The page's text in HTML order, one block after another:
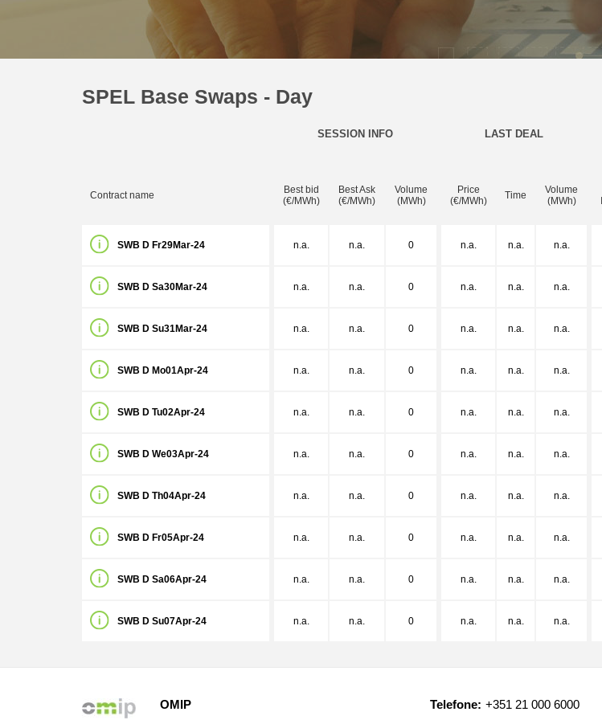
SPEL Base Swaps - Day
SESSION INFO LAST DEAL
Contract name
Best bid
(€/MWh)
Best Ask
(€/MWh)
Volume
(MWh)
Price
(€/MWh)
Time
Volume
(MWh)
SWB D Fr29Mar-24 n.a. n.a. 0 n.a. n.a. n.a.
SWB D Sa30Mar-24 n.a. n.a. 0 n.a. n.a. n.a.
SWB D Su31Mar-24 n.a. n.a. 0 n.a. n.a. n.a.
SWB D Mo01Apr-24 n.a. n.a. 0 n.a. n.a. n.a.
SWB D Tu02Apr-24 n.a. n.a. 0 n.a. n.a. n.a.
SWB D We03Apr-24 n.a. n.a. 0 n.a. n.a. n.a.
SWB D Th04Apr-24 n.a. n.a. 0 n.a. n.a. n.a.
SWB D Fr05Apr-24 n.a. n.a. 0 n.a. n.a. n.a.
SWB D Sa06Apr-24 n.a. n.a. 0 n.a. n.a. n.a.
SWB D Su07Apr-24 n.a. n.a. 0 n.a. n.a. n.a.
OMIP
Telefone: +351 21 000 6000